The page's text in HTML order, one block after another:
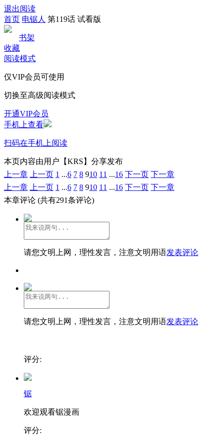
退出阅读
首页 电锯人 第119话 试看版
书架
收藏
阅读模式
仅VIP会员可使用
切换至高级阅读模式
开通VIP会员
手机上查看
扫码在手机上阅读
本页内容由用户【KRS】分享发布
上一章
上一页 1 ...6 7 8 910 11 ...16 下一页 下一章
上一章
上一页 1 ...6 7 8 910 11 ...16 下一页 下一章
本章评论 (共有291条评论)
请您文明上网，理性发言，注意文明用语发表评论
请您文明上网，理性发言，注意文明用语发表评论
评分:
锯
欢迎观看锯漫画
评分: